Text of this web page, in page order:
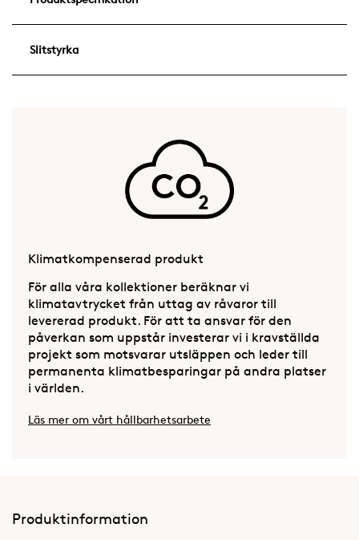
Slitstyrka
Klimatkompenserad produkt
För alla våra kollektioner beräknar vi
klimatavtrycket från uttag av råvaror till
levererad produkt. För att ta ansvar för den
påverkan som uppstår investerar vi i kravställda
projekt som motsvarar utsläppen och leder till
permanenta klimatbesparingar på andra platser
i världen.
Läs mer om vårt hållbarhetsarbete
Produktinformation